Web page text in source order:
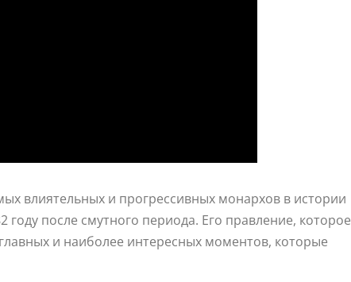
влиятельных и прогрессивных монархов в истории
после смутного периода. Его правление, которое
и наиболее интересных моментов, которые